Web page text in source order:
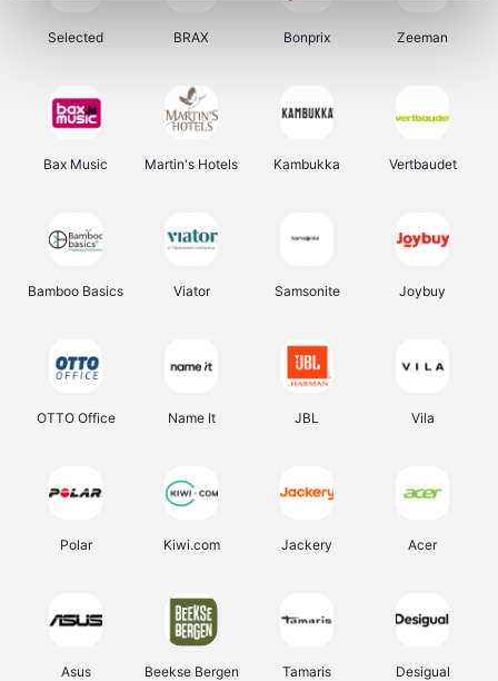
Selected BRAX Bonprix Zeeman
Bax Music Martin's Hotels Kambukka Vertbaudet
Bamboo Basics Viator Samsonite Joybuy
OTTO Office Name It JBL Vila
Polar Kiwi.com Jackery Acer
Asus Beekse Bergen Tamaris Desigual